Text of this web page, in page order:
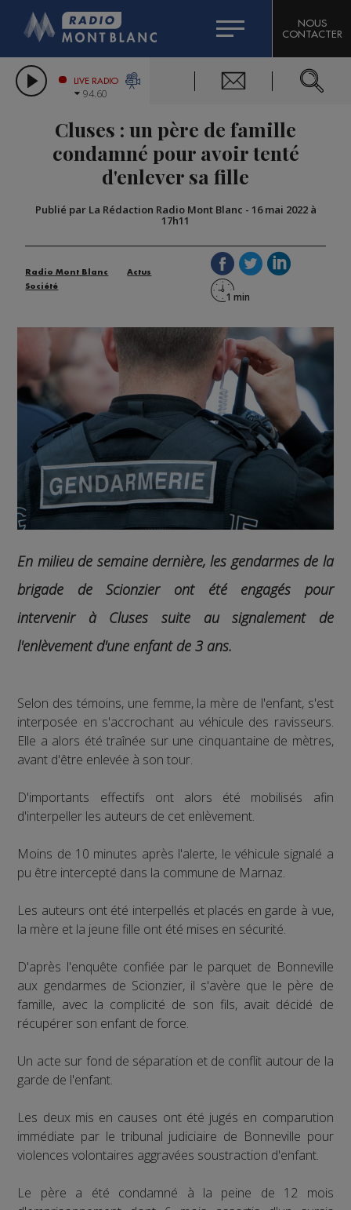
LES CHRONIQUES DE L'EXPERT
CITIZEN MACHINERY
GRAND MASSIF DOMAINES SKIABLES
BIGARD
COMPAGNIE DU MONT-BLANC
NOUS
CONTACTER
LIVE RADIO
94.60
Cluses : un père de famille
condamné pour avoir tenté
d'enlever sa fille
Publié par La Rédaction Radio Mont Blanc - 16 mai 2022 à
17h11
Radio Mont Blanc
Actus
Société
En milieu de semaine dernière, les gendarmes de la
brigade de Scionzier ont été engagés pour
intervenir à Cluses suite au signalement de
l'enlèvement d'une enfant de 3 ans.
Selon des témoins, une femme, la mère de l'enfant, s'est
interposée en s'accrochant au véhicule des ravisseurs.
Elle a alors été traînée sur une cinquantaine de mètres,
avant d'être enlevée à son tour.
D'importants effectifs ont alors été mobilisés afin
d'interpeller les auteurs de cet enlèvement.
Moins de 10 minutes après l'alerte, le véhicule signalé a
pu être intercepté dans la commune de Marnaz.
Les auteurs ont été interpellés et placés en garde à vue,
la mère et la jeune fille ont été mises en sécurité.
D'après l'enquête confiée par le parquet de Bonneville
aux gendarmes de Scionzier, il s'avère que le père de
famille, avec la complicité de son fils, avait décidé de
récupérer son enfant de force.
Un acte sur fond de séparation et de conflit autour de la
garde de l'enfant.
Les deux mis en causes ont été jugés en comparution
immédiate par le tribunal judiciaire de Bonneville pour
violences volontaires aggravées soustraction d'enfant.
Le père a été condamné à la peine de 12 mois